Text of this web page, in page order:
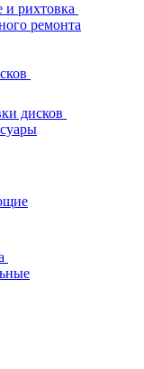
и рихтовка
ремонта
дисков